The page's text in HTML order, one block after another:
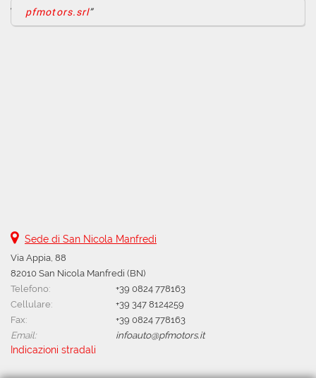
antiabbagliamento • Fari full-LED • Fari LED • Fendinebbia • Filtro
antiparticolato • Frenata d'emergenza assistita • Freno di
pfmotors.srl
Sede di San Nicola Manfredi
Via Appia, 88
82010 San Nicola Manfredi (BN)
Telefono:
+39 0824 778163
Cellulare:
+39 347 8124259
Fax:
+39 0824 778163
Email:
infoauto@pfmotors.it
Indicazioni stradali